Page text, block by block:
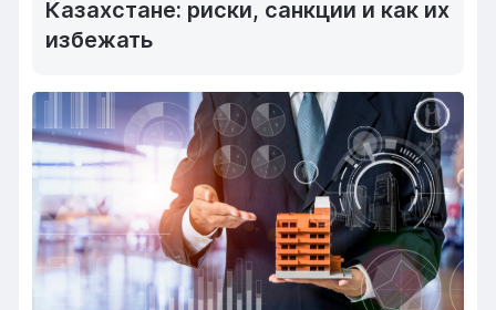
Казахстане: риски, санкции и как их
избежать